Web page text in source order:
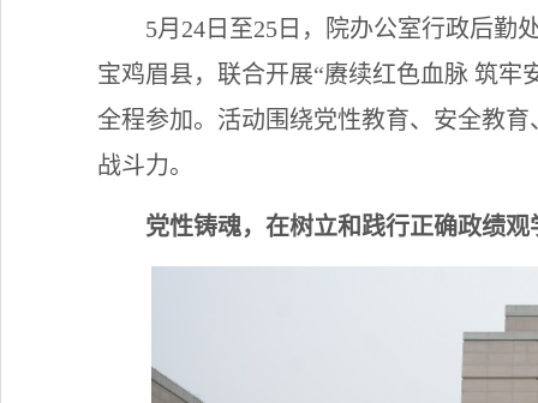
5月24日至25日，院办公室行政后勤
宝鸡眉县，联合开展“赓续红色血脉 筑牢
全程参加。活动围绕党性教育、安全教
战斗力。
党性铸魂，在树立和践行正确政绩